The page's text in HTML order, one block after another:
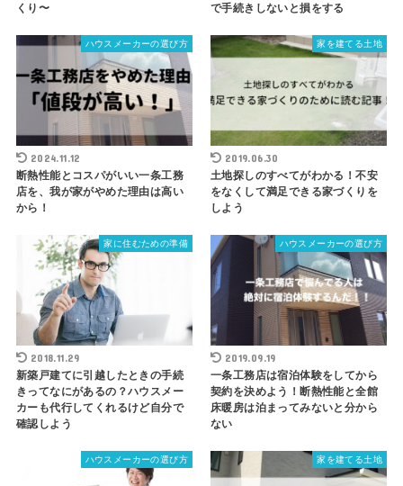
くり〜
で手続きしないと損をする
ハウスメーカーの選び方
2024.11.12
断熱性能とコスパがいい一条工務
店を、我が家がやめた理由は高い
から！
家を建てる土地
2019.06.30
土地探しのすべてがわかる！不安
をなくして満足できる家づくりを
しよう
家に住むための準備
2018.11.29
新築戸建てに引越したときの手続
きってなにがあるの？ハウスメー
カーも代行してくれるけど自分で
確認しよう
ハウスメーカーの選び方
2019.09.19
一条工務店は宿泊体験をしてから
契約を決めよう！断熱性能と全館
床暖房は泊まってみないと分から
ない
ハウスメーカーの選び方 家を建てる土地